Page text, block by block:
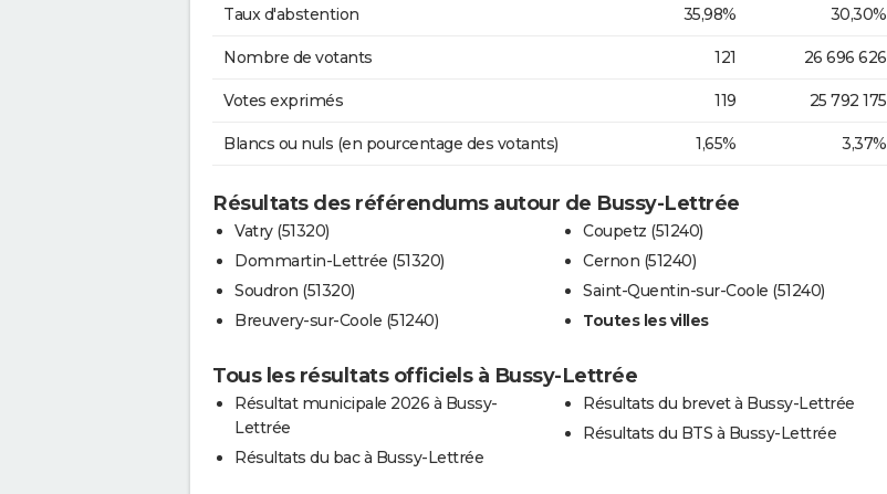
Taux d'abstention 35,98% 30,30%
Nombre de votants 121 26 696 626
Votes exprimés 119 25 792 175
Blancs ou nuls (en pourcentage des votants) 1,65% 3,37%
Résultats des référendums autour de Bussy-Lettrée
Vatry (51320)
Dommartin-Lettrée (51320)
Soudron (51320)
Breuvery-sur-Coole (51240)
Coupetz (51240)
Cernon (51240)
Saint-Quentin-sur-Coole (51240)
Toutes les villes
Tous les résultats officiels à Bussy-Lettrée
Résultat municipale 2026 à Bussy-
Lettrée
Résultats du bac à Bussy-Lettrée
Résultats du brevet à Bussy-Lettrée
Résultats du BTS à Bussy-Lettrée